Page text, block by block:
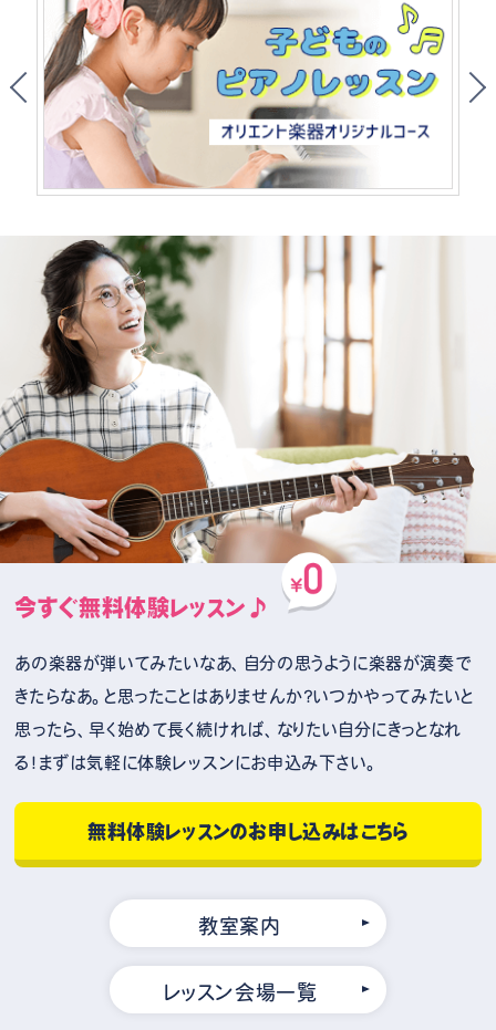
今すぐ無料体験レッスン♪
あの楽器が弾いてみたいなあ、自分の思うように楽器が演奏で
きたらなあ。と思ったことはありませんか？いつかやってみたいと
思ったら、早く始めて長く続ければ、なりたい自分にきっとなれ
る！まずは気軽に体験レッスンにお申込み下さい。
無料体験レッスンのお申し込みはこちら
教室案内
レッスン会場一覧